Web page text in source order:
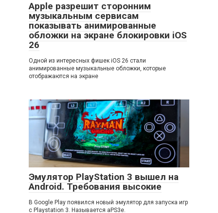
Apple разрешит сторонним
музыкальным сервисам
показывать анимированные
обложки на экране блокировки iOS
26
Одной из интересных фишек iOS 26 стали
анимированные музыкальные обложки, которые
отображаются на экране
Эмулятор PlayStation 3 вышел на
Android. Требования высокие
В Google Play появился новый эмулятор для запуска игр
с Playstation 3. Называется aPS3e.